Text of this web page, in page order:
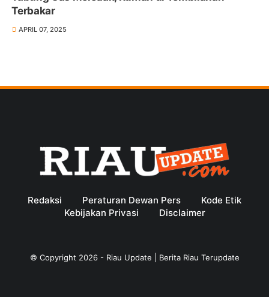
Terbakar
APRIL 07, 2025
Redaksi Peraturan Dewan Pers
Kode Etik
Kebijakan Privasi
Disclaimer
© Copyright 2026- Riau Update | Berita Riau Terupdate